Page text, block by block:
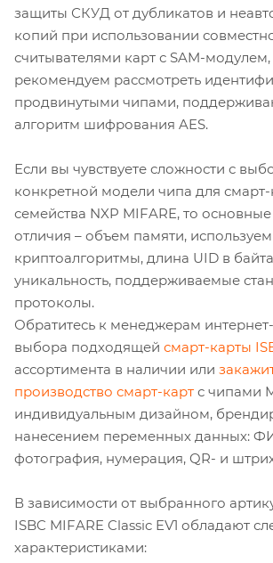
защиты СКУД от дубликатов и
копий при использовании
считывателями карт с SAM-
рекомендуем рассмотреть
продвинутыми чипами,
алгоритм шифрования AES.
Если вы чувствуете сложности с
конкретной модели чипа для смарт-
семейства NXP MIFARE, то
отличия – объем памяти,
криптоалгоритмы, длина UID в
уникальность, поддерживаемые
протоколы.
Обратитесь к менеджерам
выбора подходящей смарт-карты
ассортимента в наличии или
производство смарт-карт с чипами
индивидуальным дизайном,
нанесением переменных данных:
фотография, нумерация, QR- и
В зависимости от выбранного
ISBC MIFARE Classic EV1 обладают
характеристиками: